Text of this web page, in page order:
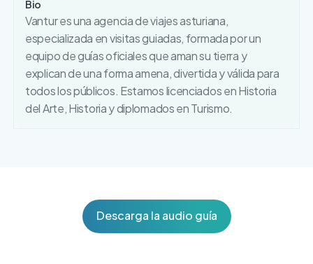
Bio
Vantur es una agencia de viajes asturiana,
especializada en visitas guiadas, formada por un
equipo de guías oficiales que aman su tierra y
explican de una forma amena, divertida y válida para
todos los públicos. Estamos licenciados en Historia
del Arte, Historia y diplomados en Turismo.
Descarga la audio guía